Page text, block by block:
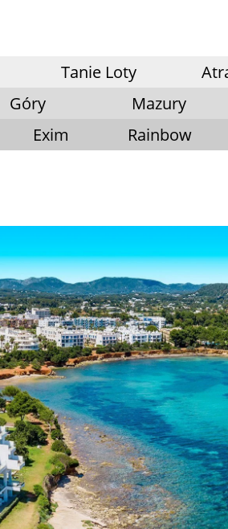
Tanie Loty
Góry Mazury
Exim Rainbow